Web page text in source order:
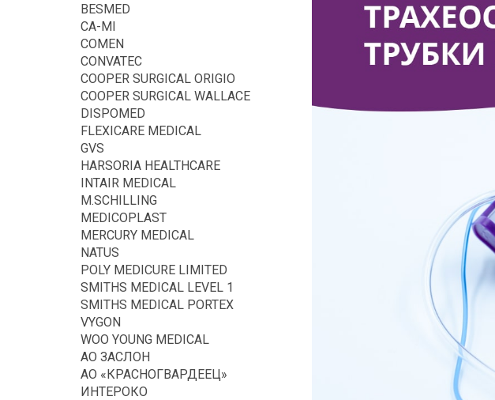
BESMED
CA-MI
COMEN
CONVATEC
COOPER SURGICAL ORIGIO
COOPER SURGICAL WALLACE
DISPOMED
FLEXICARE MEDICAL
GVS
HARSORIA HEALTHCARE
INTAIR MEDICAL
M.SCHILLING
MEDICOPLAST
MERCURY MEDICAL
NATUS
POLY MEDICURE LIMITED
SMITHS MEDICAL LEVEL 1
SMITHS MEDICAL PORTEX
VYGON
WOO YOUNG MEDICAL
АО ЗАСЛОН
АО «КРАСНОГВАРДЕЕЦ»
ИНТЕРОКО